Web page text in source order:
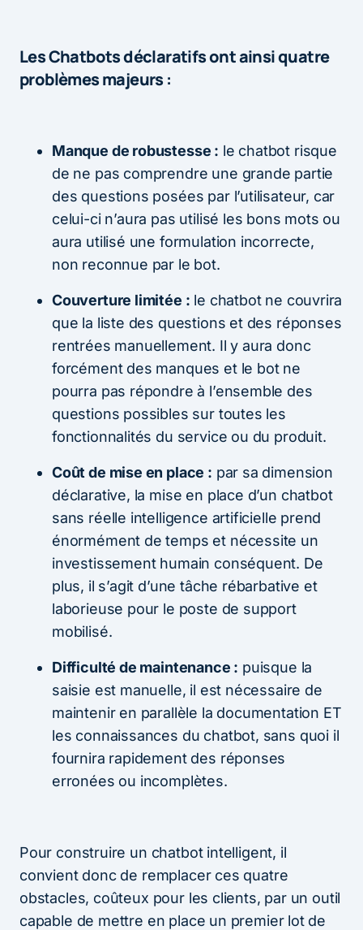
Les Chatbots déclaratifs ont ainsi quatre
problèmes majeurs :
Manque de robustesse : le chatbot risque
de ne pas comprendre une grande partie
des questions posées par l’utilisateur, car
celui-ci n’aura pas utilisé les bons mots ou
aura utilisé une formulation incorrecte,
non reconnue par le bot.
Couverture limitée : le chatbot ne couvrira
que la liste des questions et des réponses
rentrées manuellement. Il y aura donc
forcément des manques et le bot ne
pourra pas répondre à l’ensemble des
questions possibles sur toutes les
fonctionnalités du service ou du produit.
Coût de mise en place : par sa dimension
déclarative, la mise en place d’un chatbot
sans réelle intelligence artificielle prend
énormément de temps et nécessite un
investissement humain conséquent. De
plus, il s’agit d’une tâche rébarbative et
laborieuse pour le poste de support
mobilisé.
Difficulté de maintenance : puisque la
saisie est manuelle, il est nécessaire de
maintenir en parallèle la documentation ET
les connaissances du chatbot, sans quoi il
fournira rapidement des réponses
erronées ou incomplètes.
Pour construire un chatbot intelligent, il
convient donc de remplacer ces quatre
obstacles, coûteux pour les clients, par un outil
capable de mettre en place un premier lot de